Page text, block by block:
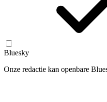
Bluesky
Onze redactie kan openbare